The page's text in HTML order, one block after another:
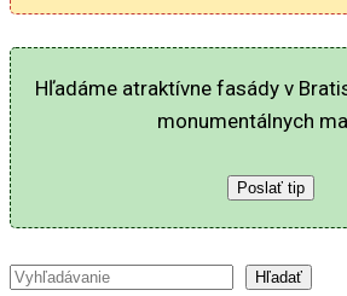
Hľadáme atraktívne fasády v
monumentálnych
Poslať tip
Hľadať Hľadať